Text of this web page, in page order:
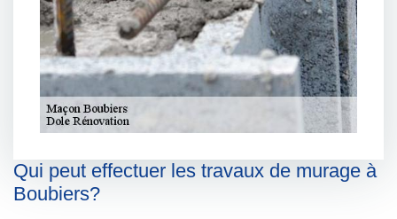
Qui peut effectuer les travaux de murage à
Boubiers?